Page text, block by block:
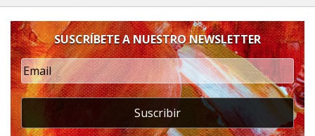
SUSCRÍBETE A NUESTRO NEWSLETTER
Suscribir